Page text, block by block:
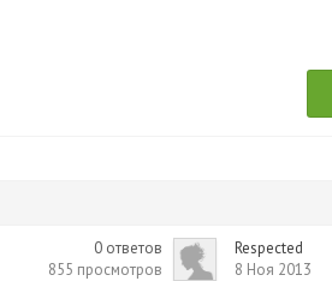
0 ответов
855 просмотров
Respected
8 Ноя 2013